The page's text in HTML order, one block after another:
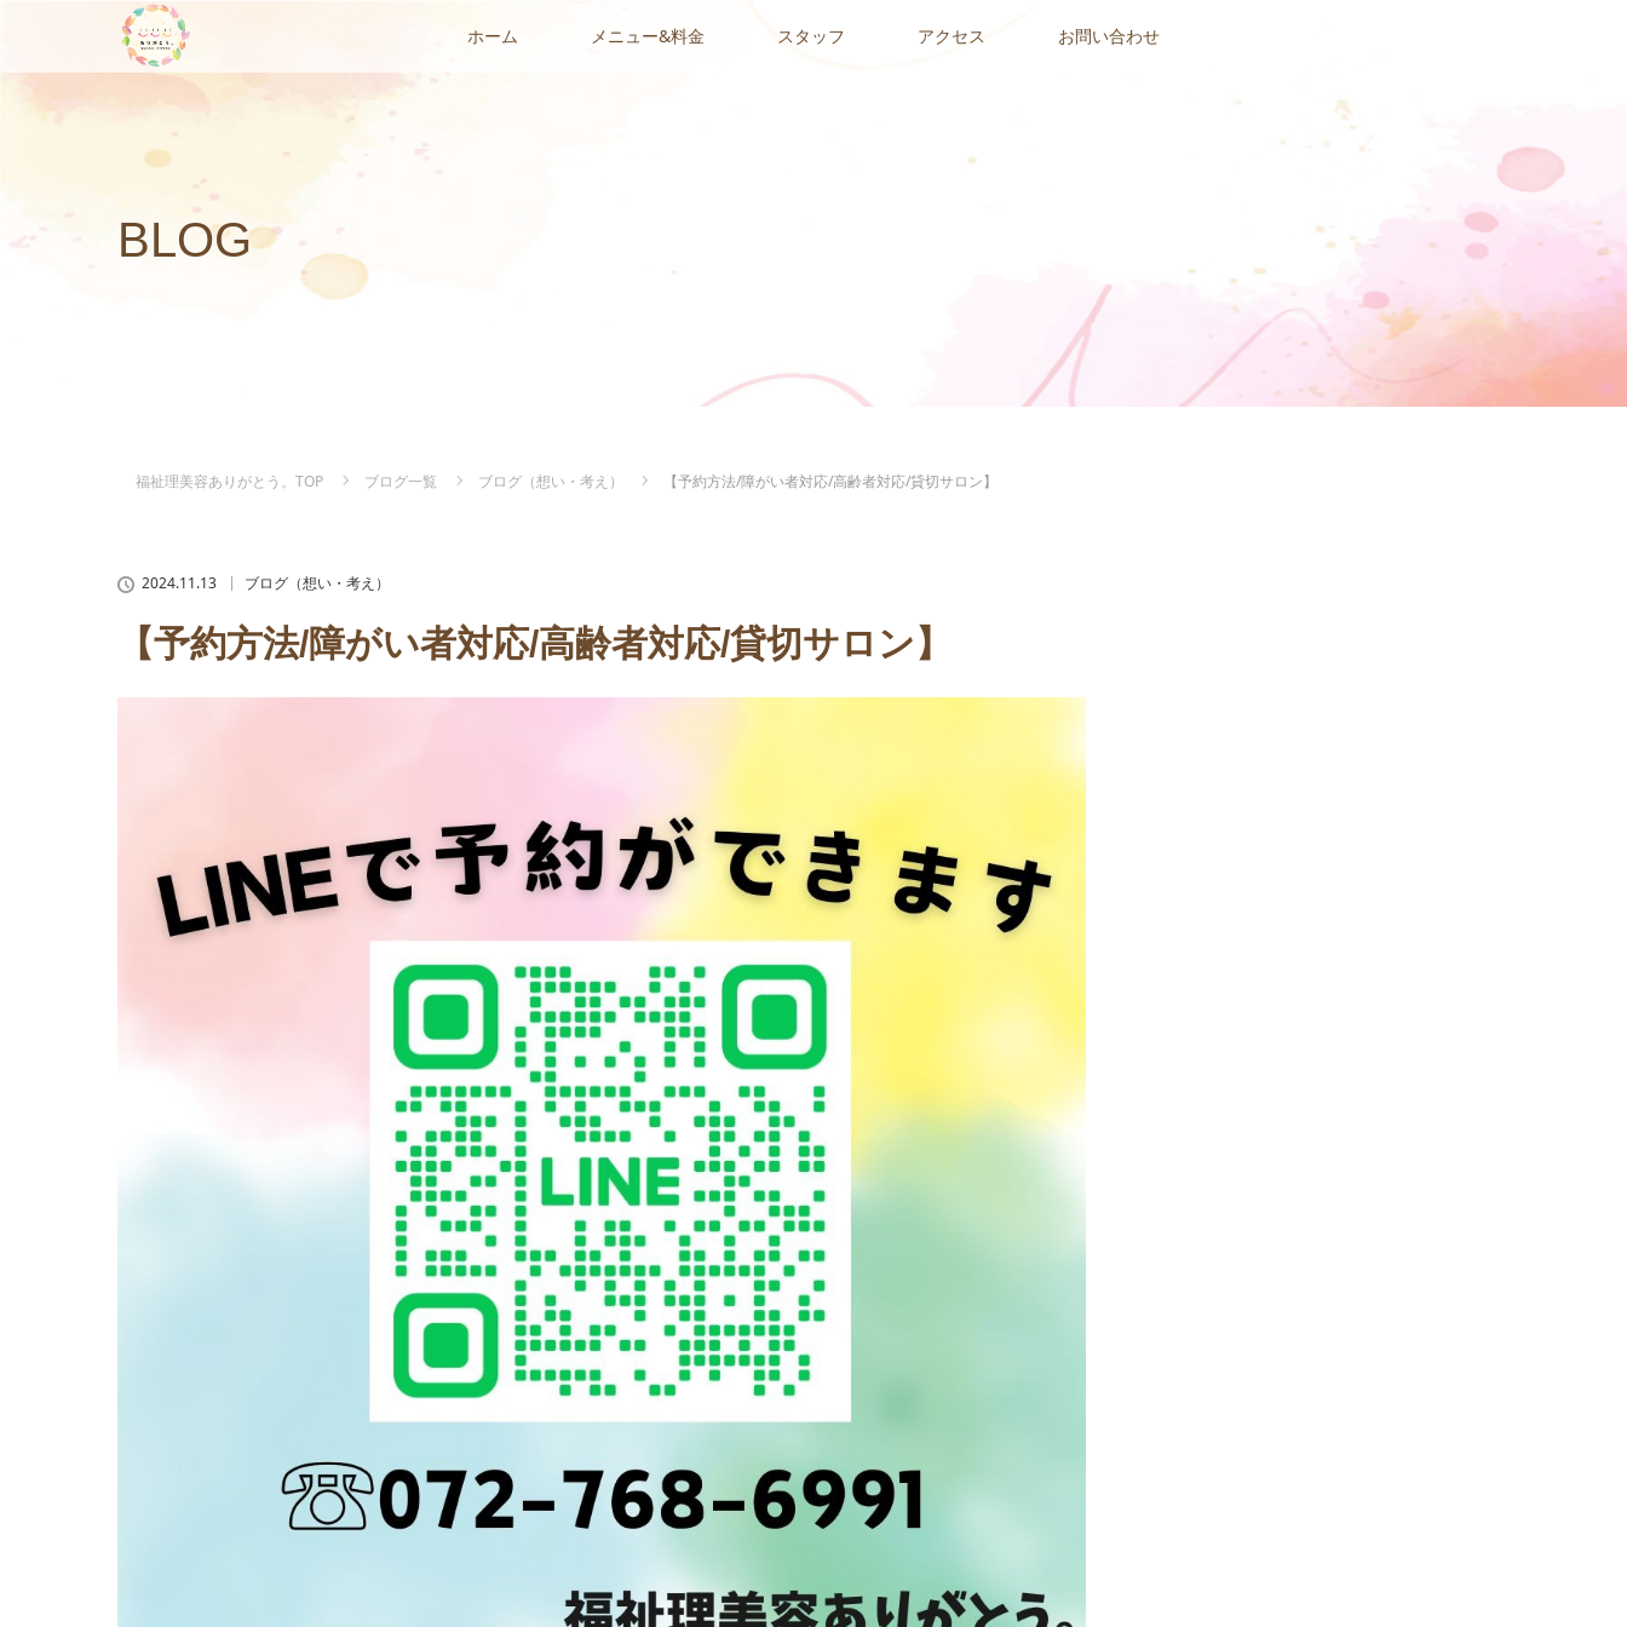
ホーム メニュー&料金 スタッフ アクセス お問い合わせ
BLOG
福祉理美容ありがとう。TOP ブログ一覧 ブログ（想い・考え） 【予約方法/障がい者対応/高齢者対応/貸切サロン】
2024.11.13 ブログ（想い・考え）
【予約方法/障がい者対応/高齢者対応/貸切サロン】